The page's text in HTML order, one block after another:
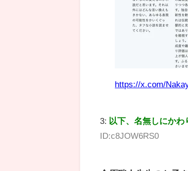
https://x.com/
3: 以下、名無しにか
ID:c8JOW6RS0